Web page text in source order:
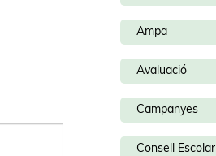
Ampa
Avaluació
Campanyes
Consell Escolar